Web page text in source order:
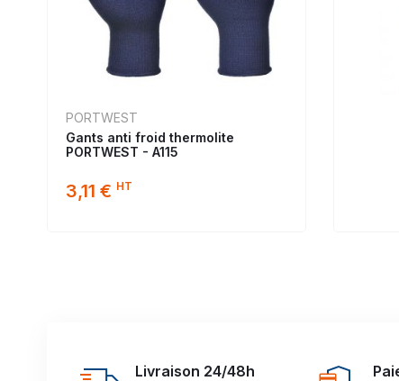
PORTWEST
Gants anti froid thermolite
PORTWEST - A115
3,11 € HT
Livraison 24/48h